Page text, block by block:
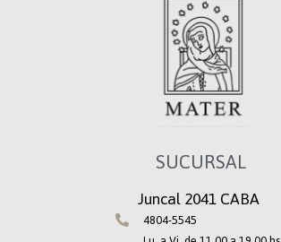
SUCURSAL
Juncal 2041 CABA
4804-5545